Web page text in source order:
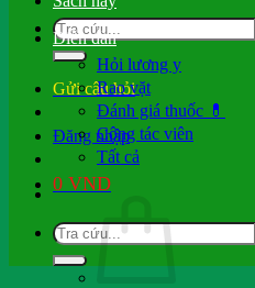
Gửi câu hỏi
Đăng nhập
0 VND
Diễn đàn
Hỏi lương y
Rao vặt
Đánh giá thuốc 💊
Cộng tác viên
Tất cả